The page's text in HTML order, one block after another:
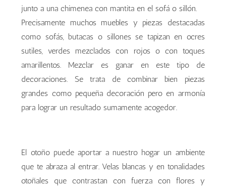
junto a una chimenea con mantita en el sofá o sillón.
Precisamente muchos muebles y piezas destacadas
como sofás, butacas o sillones se tapizan en ocres
sutiles, verdes mezclados con rojos o con toques
amarillentos. Mezclar es ganar en este tipo de
decoraciones. Se trata de combinar bien piezas
grandes como pequeña decoración pero en armonía
para lograr un resultado sumamente acogedor.
El otoño puede aportar a nuestro hogar un ambiente
que te abraza al entrar. Velas blancas y en tonalidades
otoñales que contrastan con fuerza con flores y